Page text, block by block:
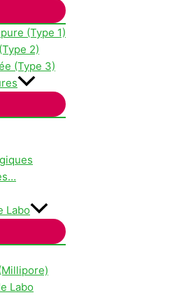
(Type 1)
2)
(Type 3)
Labo
Labo